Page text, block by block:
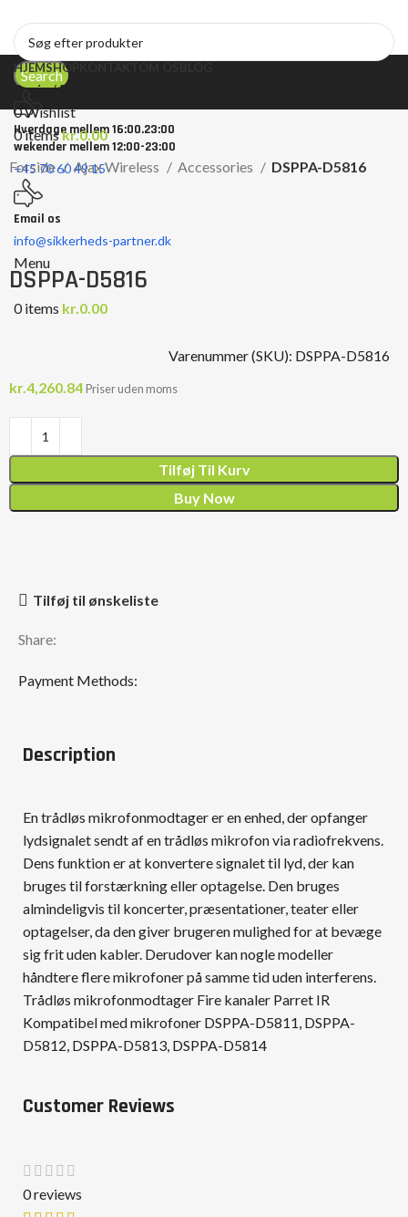
Search
Hverdage mellem 16:00.23:00
wekender mellem 12:00-23:00
+45 70 60 49 15
Email os
info@sikkerheds-partner.dk
Menu
0items kr.0.00
HJEMSHOP
Login / Register
0Wishlist
0itemskr.0.00
Forside
Ajax Wireless Accessories DSPPA-D5816
Click to enlarge
DSPPA-D5816
Varenummer (SKU): DSPPA-D5816
kr.4,260.84 Priser uden moms
Tilføj Til Kurv
Buy Now
Tilføj til ønskeliste
Share:
Payment Methods:
Description
En trådløs mikrofonmodtager er en enhed, der opfanger
lydsignalet sendt af en trådløs mikrofon via radiofrekvens.
Dens funktion er at konvertere signalet til lyd, der kan
bruges til forstærkning eller optagelse. Den bruges
almindeligvis til koncerter, præsentationer, teater eller
optagelser, da den giver brugeren mulighed for at bevæge
sig frit uden kabler. Derudover kan nogle modeller
håndtere flere mikrofoner på samme tid uden interferens.
Trådløs mikrofonmodtager Fire kanaler Parret IR
Kompatibel med mikrofoner DSPPA-D5811, DSPPA-
D5812, DSPPA-D5813, DSPPA-D5814
Customer Reviews
0 reviews